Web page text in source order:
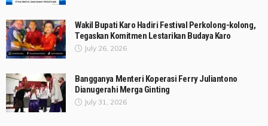
Wakil Bupati Karo Hadiri Festival Perkolong-kolong,
Tegaskan Komitmen Lestarikan Budaya Karo
July 26, 2026
Bangganya Menteri Koperasi Ferry Juliantono
Dianugerahi Merga Ginting
July 31, 2026